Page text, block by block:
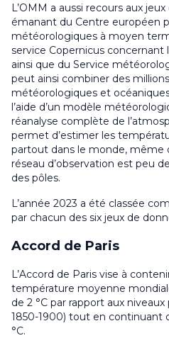
L’OMM a aussi recours aux
émanant du Centre européen
météorologiques à moyen
service Copernicus
ainsi que du Service
peut ainsi combiner des
météorologiques et
l’aide d’un modèle
réanalyse complète de
permet d’estimer les
partout dans le monde, même
réseau d’observation est peu
des pôles.
L’année 2023 a été classée
par chacun des six jeux de
Accord de Paris
L’Accord de Paris vise à
température moyenne
de 2 °C par rapport aux
1850-1900) tout en continuant
°C.